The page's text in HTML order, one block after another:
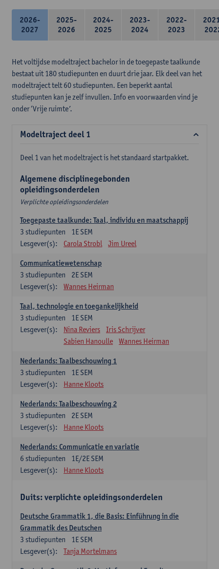
2026-
2027
2025-
2026
2024-
2025
2023-
2024
2022-
2023
Het voltijdse modeltraject bachelor in de toegepaste taalkunde
bestaat uit 180 studiepunten en duurt drie jaar. Elk deel van het
modeltraject telt 60 studiepunten. Een beperkt aantal
studiepunten kan je zelf invullen. Info en voorwaarden vind je
onder ‘Vrije ruimte’.
Modeltraject deel 1
Deel 1 van het modeltraject is het standaard startpakket.
Algemene disciplinegebonden
opleidingsonderdelen
Verplichte opleidingsonderdelen
Toegepaste taalkunde: Taal, individu en maatschappij
1E SEM
3 studiepunten
Lesgever(s):
Carola Strobl Jim Ureel
Communicatiewetenschap
2E SEM
3 studiepunten
Lesgever(s):
Wannes Heirman
Taal, technologie en toegankelijkheid
1E SEM
3 studiepunten
Lesgever(s):
Nina Reviers
Iris Schrijver
Sabien Hanoulle
Wannes Heirman
Nederlands: Taalbeschouwing 1
1E SEM
3 studiepunten
Lesgever(s):
Hanne Kloots
Nederlands: Taalbeschouwing 2
2E SEM
3 studiepunten
Lesgever(s):
Hanne Kloots
Nederlands: Communicatie en variatie
1E/2E SEM
6 studiepunten
Lesgever(s):
Hanne Kloots
Duits: verplichte opleidingsonderdelen
Deutsche Grammatik 1, die Basis: Einführung in die
Grammatik des Deutschen
1E SEM
3 studiepunten
Lesgever(s):
Tanja Mortelmans